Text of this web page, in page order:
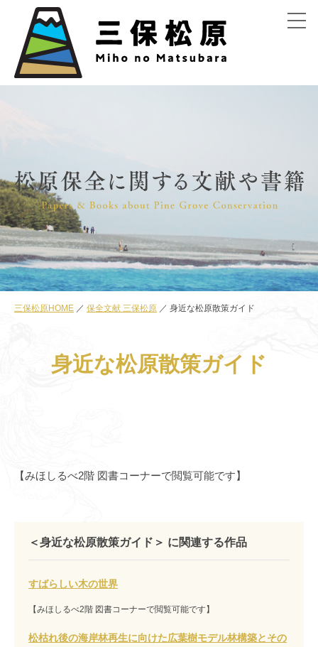
menu
三保松原HOME 保全文献 三保松原 身近な松原散策ガイド
身近な松原散策ガイド
【みほしるべ2階 図書コーナーで閲覧可能です】
＜身近な松原散策ガイド＞ に関連する作品
すばらしい木の世界
【みほしるべ2階 図書コーナーで閲覧可能です】
松枯れ後の海岸林再生に向けた広葉樹モデル林構築とその